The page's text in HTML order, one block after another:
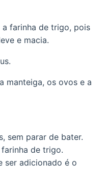
farinha de trigo, pois
e macia.
manteiga, os ovos e a
sem parar de bater.
de trigo.
ser adicionado é o